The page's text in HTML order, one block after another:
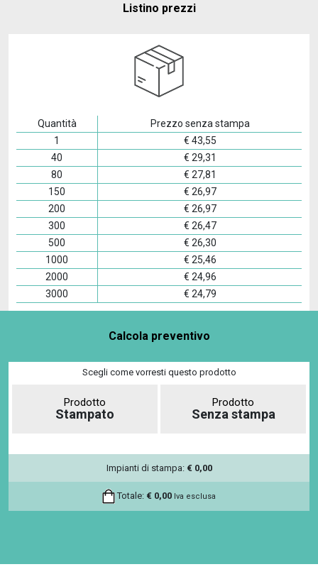
Listino prezzi
Quantità
Prezzo senza stampa
1
€ 43,55
40
€ 29,31
80
€ 27,81
150
€ 26,97
200
€ 26,97
300
€ 26,47
500
€ 26,30
1000
€ 25,46
2000
€ 24,96
3000
€ 24,79
Calcola preventivo
Scegli come vorresti questo prodotto
Prodotto
Stampato
Prodotto
Senza stampa
Impianti di stampa: € 0,00
Totale: € 0,00 Iva esclusa